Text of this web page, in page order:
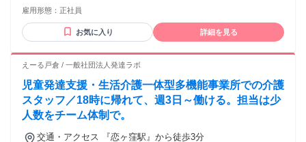
諸手当を支給 ・諸手当には時間外手当や資格手当等を含む
（戸建て、ビル、商業施設等）不問 ※修繕工事が未経験の方
も歓迎 年齢の条件と理由：あり（制限事由：例外事由1号／
65歳未満（65歳定年のため））
雇用形態： 正社員
お気に入り 詳細を見る
えーる戸倉 / 一般社団法人発達ラボ
児童発達支援・生活介護一体型多機能事業所での介護
スタッフ／18時に帰れて、週3日～働ける。担当は少
人数をチーム体制で。
交通・アクセス 『恋ヶ窪駅』から徒歩3分